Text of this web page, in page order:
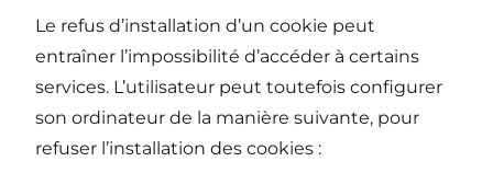
Le refus d’installation d’un cookie peut
entraîner l’impossibilité d’accéder à certains
services. L’utilisateur peut toutefois configurer
son ordinateur de la manière suivante, pour
refuser l’installation des cookies :